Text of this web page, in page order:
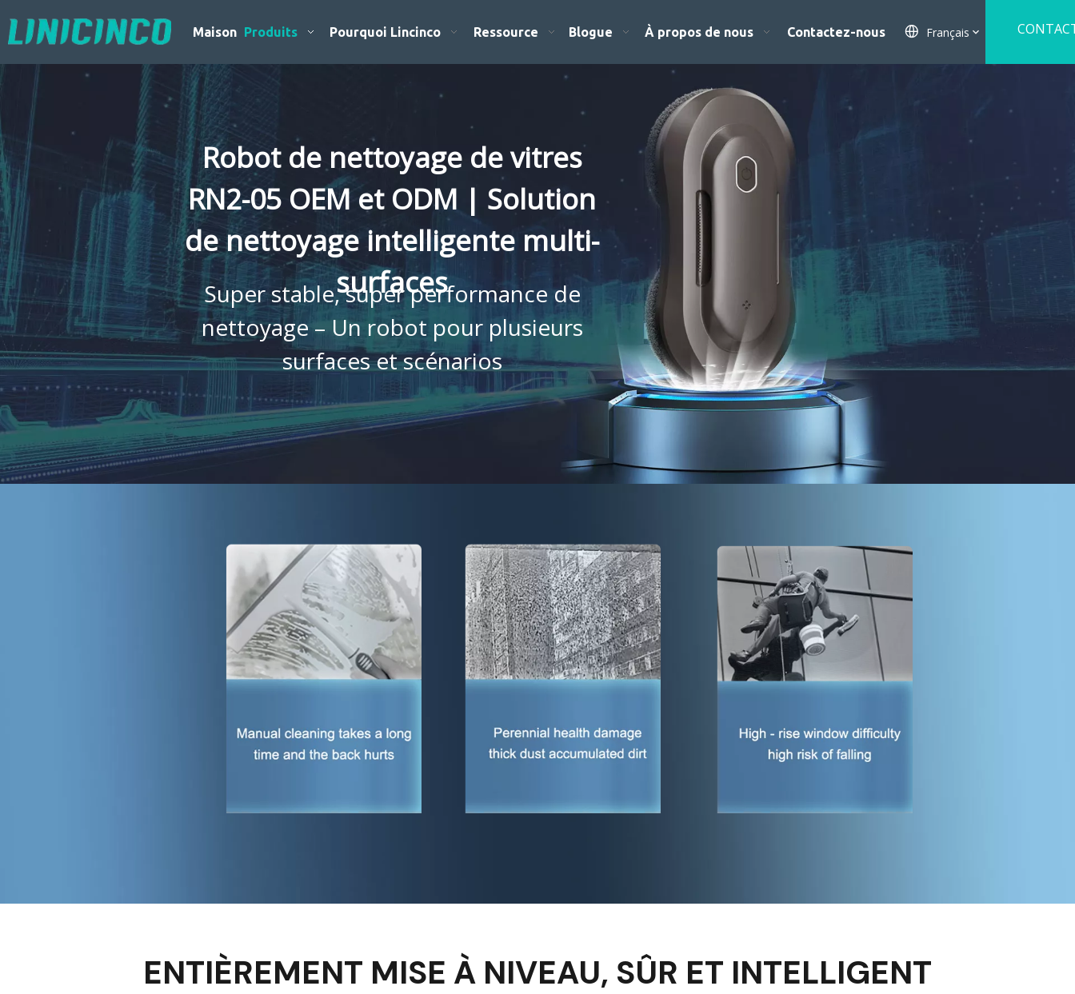
Maison Produits Pourquoi Lincinco Ressource Blogue À propos de nous Contactez-nous Français
NOUS
Robot de nettoyage de vitres
RN2-05 OEM et ODM | Solution
de nettoyage intelligente multi-
surfaces
Super stable, super performance de
nettoyage – Un robot pour plusieurs
surfaces et scénarios
ENTIÈREMENT MISE À NIVEAU, SÛR ET INTELLIGENT